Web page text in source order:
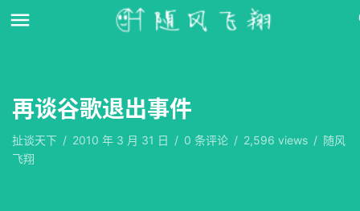
再谈谷歌退出事件
扯谈天下 / 2010 年 3 月 31 日 / 0 条评论 / 2,596 views / 随风
飞翔